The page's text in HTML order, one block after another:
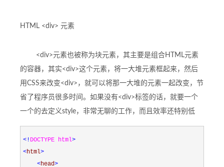
HTML <div> 元素
<div>元素也被称为块元素，其主要是组合HTML元素
的容器，其实<div>这个元素，将一大堆元素框起来，然后
用CSS来改变<div>，就可以将那一大堆的元素一起改变，节
省了程序员很多时间。如果没有<div>标签的话，就要一个
一个的去定义style，非常无聊的工作，而且效率还特别低
<! DOCTYPE html>
<html>
<head>